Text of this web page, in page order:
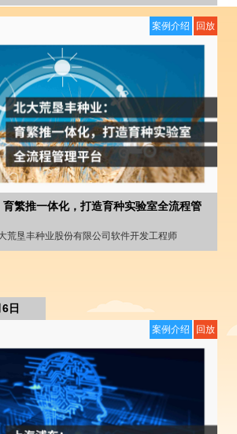
繁推一体化，打造育种实验室全流程管
荒垦丰种业股份有限公司软件开发工程师
案例介绍 回放
日
案例介绍 回放